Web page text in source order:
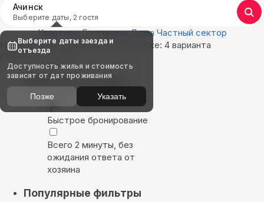
Ачинск
Выберите даты, 2 гостя
Квартиры Гостиницы Дома Частный сектор
Найдём, где остановиться в Ачинске: 4 варианта
Показать на карте
Выбирайте лучшее
Быстрое бронирование
Всего 2 минуты, без
ожидания ответа от
хозяина
Популярные фильтры
Выберите даты заезда и
отъезда
Доступность жилья и стоимость
зависят от дат проживания
Позже Указать